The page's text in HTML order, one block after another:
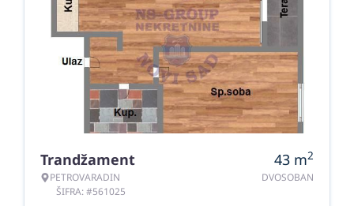
Trandžament
PETROVARADIN
ŠIFRA: #561025
43 m2
DVOSOBAN